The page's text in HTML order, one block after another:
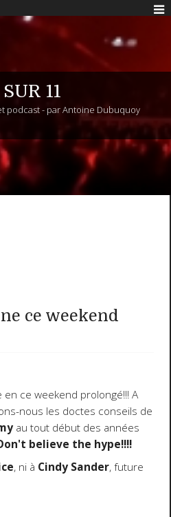
11
podcast - par Antoine Dubuquoy
ce weekend
ce weekend prolongé!!! A
nous les doctes conseils de
au tout début des années
believe the hype!!!!
, ni à Cindy Sander, future